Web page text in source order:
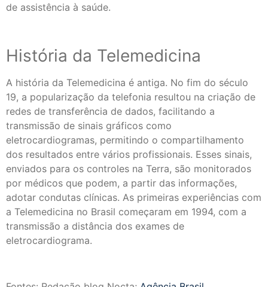
de assistência à saúde.
História da Telemedicina
A história da Telemedicina é antiga. No fim do século
19, a popularização da telefonia resultou na criação de
redes de transferência de dados, facilitando a
transmissão de sinais gráficos como
eletrocardiogramas, permitindo o compartilhamento
dos resultados entre vários profissionais. Esses sinais,
enviados para os controles na Terra, são monitorados
por médicos que podem, a partir das informações,
adotar condutas clínicas. As primeiras experiências com
a Telemedicina no Brasil começaram em 1994, com a
transmissão a distância dos exames de
eletrocardiograma.